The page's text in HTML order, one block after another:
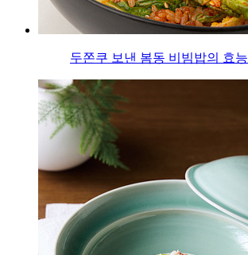
두쫀쿠 보낸 봄동 비빔밥의 효능